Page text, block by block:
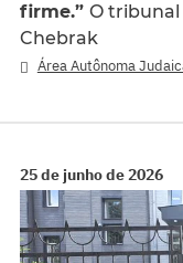
firme.” O
Chebrak
Área Autônoma
25 de junho de 2026